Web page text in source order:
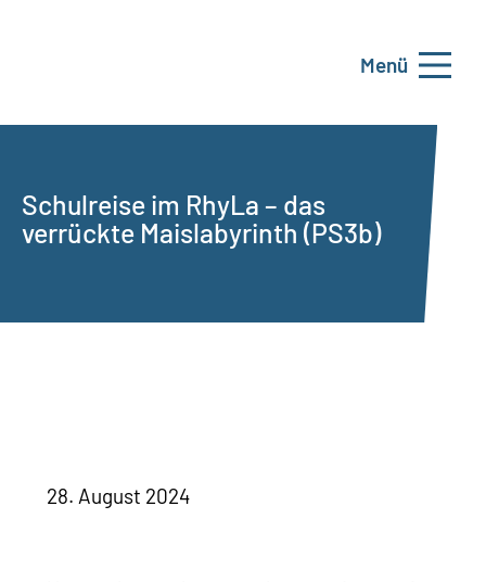
Menü
Schulreise im RhyLa – das
verrückte Maislabyrinth (PS3b)
28. August 2024